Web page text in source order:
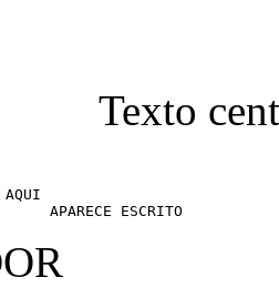
Texto
AQUI